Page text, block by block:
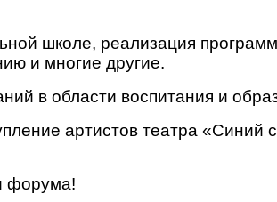
школе, реализация
и многие другие.
в области воспитания и
артистов театра «Синий
форума!